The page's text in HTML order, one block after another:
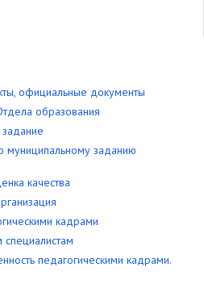
официальные документы
образования
муниципальному заданию
качества
кадрами
педагогическими кадрами.